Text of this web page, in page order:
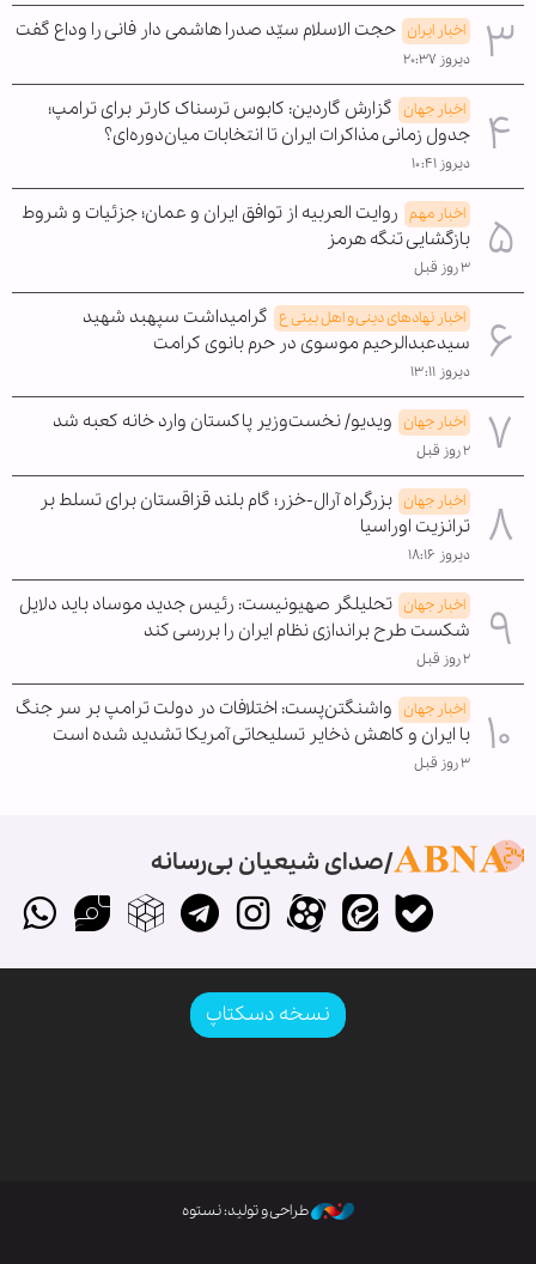
اخبار ایران حجت الاسلام سیّد صدرا هاشمی دار فانی را وداع گفت
دیروز ۲۰:۳۷
اخبار جهان گزارش گاردین: کابوس ترسناک کارتر برای ترامپ؛
جدول زمانی مذاکرات ایران تا انتخابات میان‌دوره‌ای؟
دیروز ۱۰:۴۱
اخبار مهم روایت العربیه از توافق ایران و عمان؛ جزئیات و شروط
بازگشایی تنگه هرمز
۳ روز قبل
اخبار نهادهای دینی و اهل بیتی ع گرامیداشت سپهبد شهید
سیدعبدالرحیم موسوی در حرم بانوی کرامت
دیروز ۱۳:۱۱
اخبار جهان ویدیو/ نخست‌وزیر پاکستان وارد خانه کعبه شد
۲ روز قبل
اخبار جهان بزرگراه آرال-خزر؛ گام بلند قزاقستان برای تسلط بر
ترانزیت اوراسیا
دیروز ۱۸:۱۶
اخبار جهان تحلیلگر صهیونیست: رئیس جدید موساد باید دلایل
شکست طرح براندازی نظام ایران را بررسی کند
۲ روز قبل
اخبار جهان واشنگتن‌پست: اختلافات در دولت ترامپ بر سر جنگ
با ایران و کاهش ذخایر تسلیحاتی آمریکا تشدید شده است
۳ روز قبل
صدای شیعیان بی‌رسانه
نسخه دسکتاپ
طراحی و تولید: نستوه